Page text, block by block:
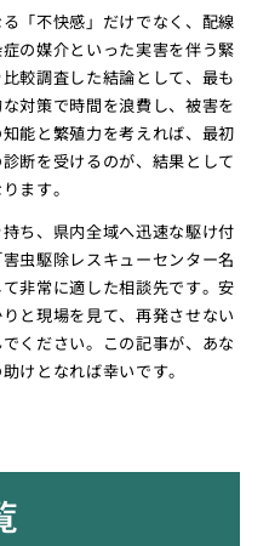
「不快感」だけでなく、配線
の媒介といった実害を伴う緊
較調査した結論として、最も
対策で時間を浪費し、被害を
能と繁殖力を考えれば、最初
断を受けるのが、結果として
ます。
ち、県内全域へ迅速な駆け付
虫駆除レスキューセンター名
非常に適した相談先です。安
と現場を見て、再発させない
ください。この記事が、あな
けとなれば幸いです。